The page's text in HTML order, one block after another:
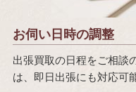
お伺い日時の調整
出張買取の日程をご相談
は、即日出張にも対応可